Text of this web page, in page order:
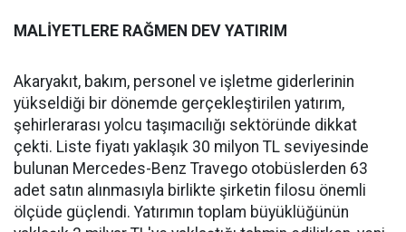
MALİYETLERE RAĞMEN DEV YATIRIM
Akaryakıt, bakım, personel ve işletme giderlerinin
yükseldiği bir dönemde gerçekleştirilen yatırım,
şehirlerarası yolcu taşımacılığı sektöründe dikkat
çekti. Liste fiyatı yaklaşık 30 milyon TL seviyesinde
bulunan Mercedes-Benz Travego otobüslerden 63
adet satın alınmasıyla birlikte şirketin filosu önemli
ölçüde güçlendi. Yatırımın toplam büyüklüğünün